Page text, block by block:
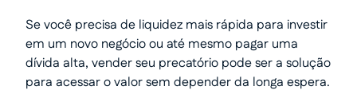
Se você precisa de liquidez mais rápida para investir
em um novo negócio ou até mesmo pagar uma
dívida alta, vender seu precatório pode ser a solução
para acessar o valor sem depender da longa espera.